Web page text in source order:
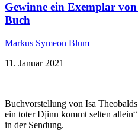
Gewinne ein Exemplar
Buch
Markus Symeon Blum
11. Januar 2021
Buchvorstellung von Isa
ein toter Djinn kommt selten
in der Sendung.